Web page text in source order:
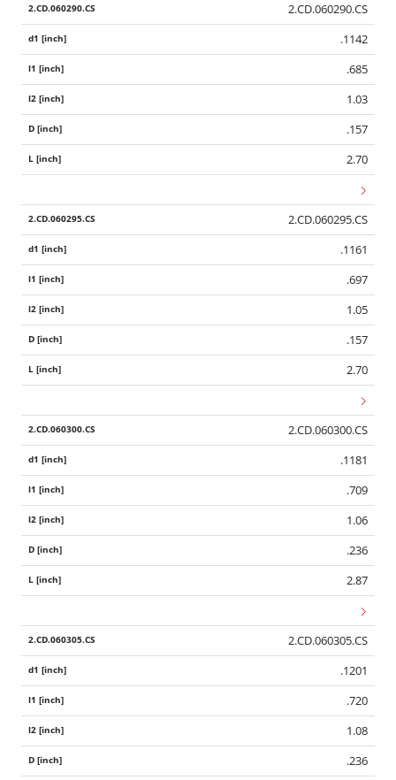
2.CD.060290.CS
.1142
.685
1.03
.157
2.70
2.CD.060295.CS
.1161
.697
1.05
.157
2.70
2.CD.060300.CS
.1181
.709
1.06
.236
2.87
2.CD.060305.CS
.1201
.720
1.08
.236